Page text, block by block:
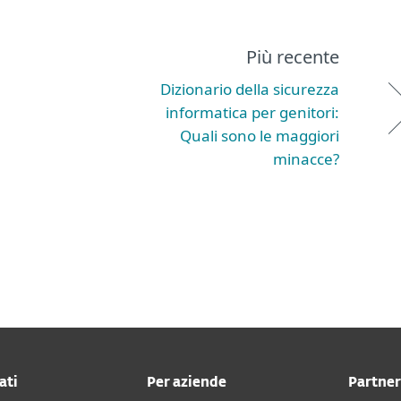
Più recente
Dizionario della sicurezza
informatica per genitori:
Quali sono le maggiori
minacce?
Per aziende